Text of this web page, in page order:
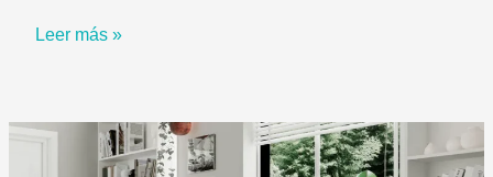
¿Por
vinílico
Leer más »